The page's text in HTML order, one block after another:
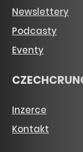
Newslettery
Podcasty
Eventy
Inzerce
Kontakt